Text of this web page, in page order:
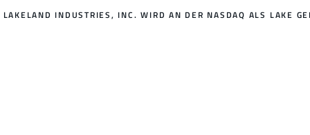
LAKELAND INDUSTRIES, INC. WIRD AN DER NASDAQ ALS LAKE